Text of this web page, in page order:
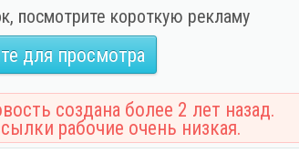
посмотрите короткую рекламу
для просмотра
создана более 2 лет назад.
рабочие очень низкая.